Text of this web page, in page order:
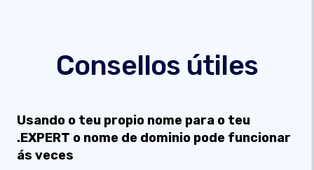
Consellos útiles
Usando o teu propio nome para o teu
.EXPERT o nome de dominio pode funcionar
ás veces